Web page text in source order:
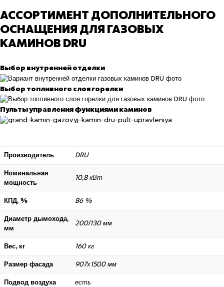
АССОРТИМЕНТ ДОПОЛНИТЕЛЬНОГО
ОСНАЩЕНИЯ ДЛЯ ГАЗОВЫХ
КАМИНОВ DRU
Выбор внутренней отделки
Выбор топливного слоя горелки
Пульты управления функциями каминов
Производитель DRU
Номинальная
мощность
10,8 кВт
КПД, % 86 %
Диаметр дымохода,
мм
200/130 мм
Вес, кг 160 кг
Размер фасада 907х1500 мм
Подвод воздуха есть